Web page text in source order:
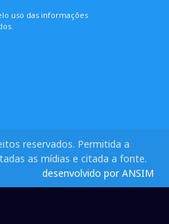
uso das informações
reservados. Permitida a
as mídias e citada a fonte.
desenvolvido por ANSIM